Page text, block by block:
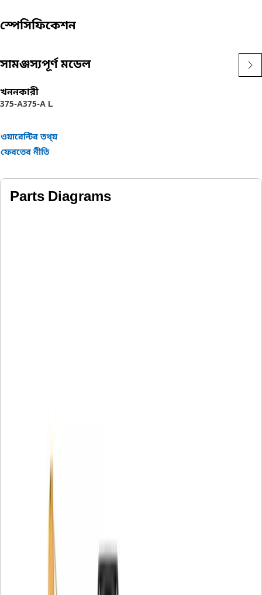
স্পেসিফিকেশন
সামঞ্জস্যপূর্ণ মডেল
খননকারী
375-A375-A L
ওয়ারেন্টির তথ্য়
ফেরতের নীতি
Parts Diagrams